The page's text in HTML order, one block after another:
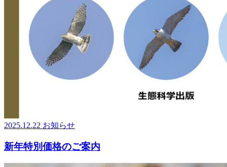
2025.12.22 お知らせ
新年特別価格のご案内